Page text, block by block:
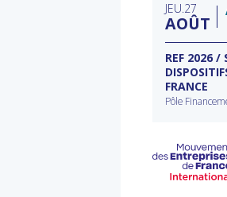
JEU 27
AOÛT
REF 2026 /
FRANCE
Pôle